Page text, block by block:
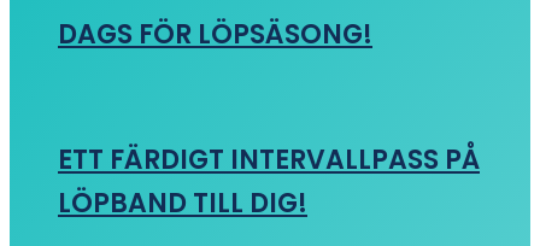
DAGS FÖR LÖPSÄSONG!
ETT FÄRDIGT INTERVALLPASS PÅ
LÖPBAND TILL DIG!